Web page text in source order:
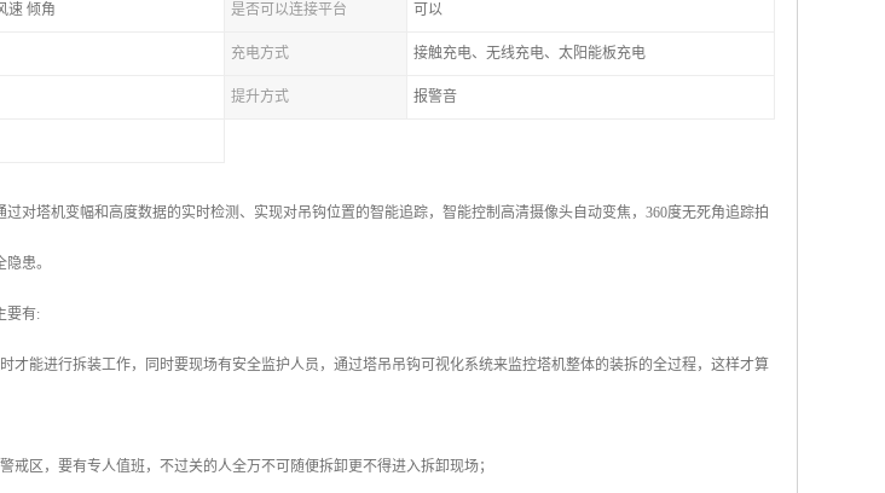
速 倾角 是否可以连接平台 可以
充电方式 接触充电、无线充电、太阳能板充电
提升方式 报警音
对塔机变幅和高度数据的实时检测、实现对吊钩位置的智能追踪，智能控制高清摄像头自动变焦，360度无死角追踪拍
患。
要有:
才能进行拆装工作，同时要现场有安全监护人员，通过塔吊吊钩可视化系统来监控塔机整体的装拆的全过程，这样才算
戒区，要有专人值班，不过关的人全万不可随便拆卸更不得进入拆卸现场；